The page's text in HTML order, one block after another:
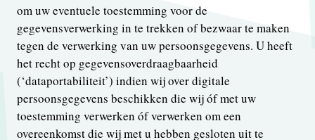
om uw eventuele toestemming voor de
gegevensverwerking in te trekken of bezwaar te maken
tegen de verwerking van uw persoonsgegevens. U heeft
het recht op gegevensoverdraagbaarheid
(‘dataportabiliteit’) indien wij over digitale
persoonsgegevens beschikken die wij óf met uw
toestemming verwerken óf verwerken om een
overeenkomst die wij met u hebben gesloten uit te